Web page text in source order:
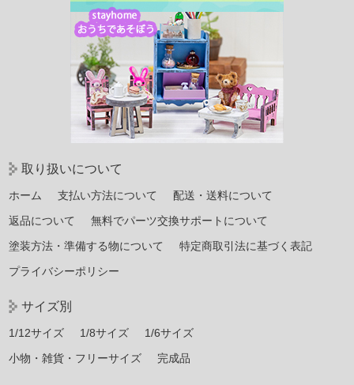
取り扱いについて
ホーム 支払い方法について
配送・送料について
返品について
無料でパーツ交換サポートについて
塗装方法・準備する物について
特定商取引法に基づく表記
プライバシーポリシー
サイズ別
1/12サイズ 1/8サイズ
1/6サイズ
小物・雑貨・フリーサイズ
完成品